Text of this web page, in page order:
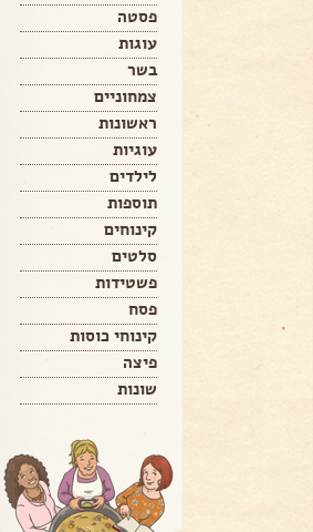
פסטה
עוגות
בשר
צמחוניים
ראשונות
עוגיות
לילדים
תוספות
קינוחים
סלטים
פשטידות
פסח
קינוחי כוסות
פיצה
שונות